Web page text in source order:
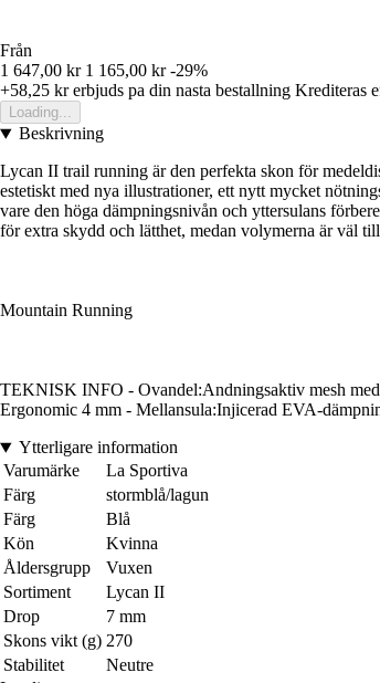
Från
1 647,00 kr 1 165,00 kr -29%
+58,25 krerbjuds pa din nasta bestallning Krediteras
Loading...
Beskrivning
Lycan II trail running är den perfekta skon för
estetiskt med nya illustrationer, ett nytt mycket
vare den höga dämpningsnivån och yttersulans
för extra skydd och lätthet, medan volymerna är väl
Mountain Running
TEKNISK INFO - Ovandel:Andningsaktiv mesh
Ergonomic 4 mm - Mellansula:Injicerad EVA-
Ytterligare information
Varumärke
La Sportiva
Färg
stormblå/lagun
Färg
Blå
Kön
Kvinna
Åldersgrupp
Vuxen
Sortiment
Lycan II
Drop
7 mm
Skons vikt (g) 270
Stabilitet
Neutre